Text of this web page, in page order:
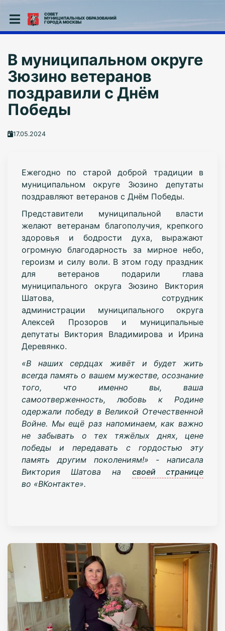
СОВЕТ
МУНИЦИПАЛЬНЫХ ОБРАЗОВАНИЙ
ГОРОДА МОСКВЫ
В муниципальном округе
Зюзино ветеранов
поздравили с Днём
Победы
17.05.2024
Ежегодно по старой доброй традиции в
муниципальном округе Зюзино депутаты
поздравляют ветеранов с Днём Победы.
Представители муниципальной власти
желают ветеранам благополучия, крепкого
здоровья и бодрости духа, выражают
огромную благодарность за мирное небо,
героизм и силу воли. В этом году праздник
для ветеранов подарили глава
муниципального округа Зюзино Виктория
Шатова, сотрудник
администрации муниципального округа
Алексей Прозоров и муниципальные
депутаты Виктория Владимирова и Ирина
Деревянко.
«В наших сердцах живёт и будет жить
всегда память о вашем мужестве, осознание
того, что именно вы, ваша
самоотверженность, любовь к Родине
одержали победу в Великой Отечественной
Войне. Мы ещё раз напоминаем, как важно
не забывать о тех тяжёлых днях, цене
победы и передавать с гордостью эту
память другим поколениям!» - написала
Виктория Шатова на своей странице
во «ВКонтакте».